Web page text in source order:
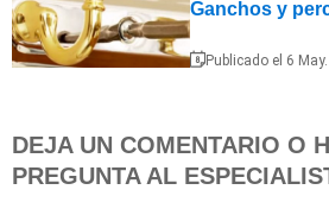
Ganchos y
Publicado el 6
DEJA UN COMENTARIO O
PREGUNTA AL